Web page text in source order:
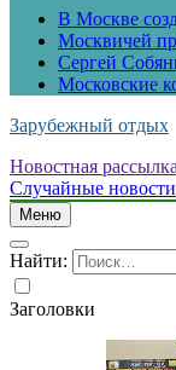
В Москве
Москвичей
Сергей
Московские
Зарубежный отдых
Новостная рассылка
Случайные новости
Меню
Найти:
Заголовки